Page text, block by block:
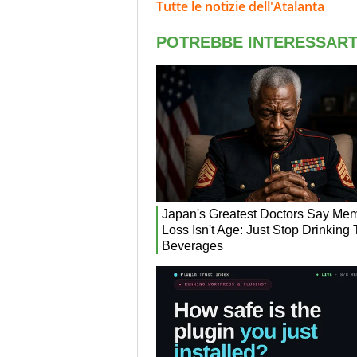
Tutte le notizie dell'Atalanta